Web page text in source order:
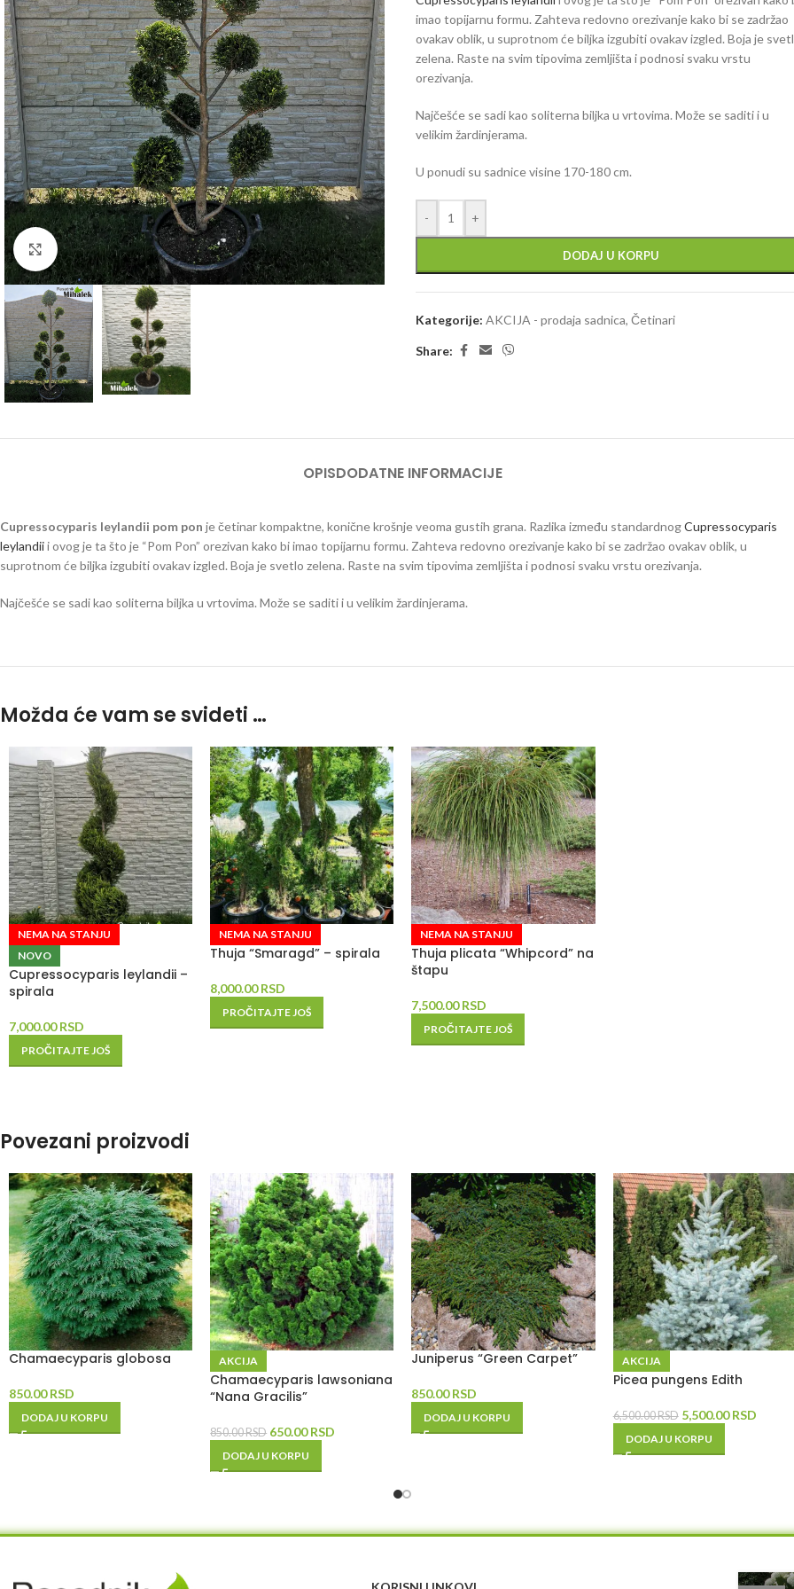
Klknite da uvećate
imao topijarnu formu. Zahteva redovno orezivanje kako bi se zadržao
ovakav oblik, u suprotnom će biljka izgubiti ovakav izgled. Boja je
zelena. Raste na svim tipovima zemljišta i podnosi svaku vrstu
orezivanja.
Najčešće se sadi kao soliterna biljka u vrtovima. Može se saditi i u
velikim žardinjerama.
U ponudi su sadnice visine 170-180 cm.
- +
DODAJ U KORPU
Kategorije: AKCIJA - prodaja sadnica, Četinari
Share:
OPISDODATNE INFORMACIJE
Cupressocyparis leylandii pom pon je četinar kompaktne, konične krošnje veoma gustih grana. Razlika između standardnogCupressocyparis
leylandiii ovog je ta što je “Pom Pon” orezivan kako bi imao topijarnu formu. Zahteva redovno orezivanje kako bi se zadržao ovakav oblik, u
suprotnom će biljka izgubiti ovakav izgled. Boja je svetlo zelena. Raste na svim tipovima zemljišta i podnosi svaku vrstu orezivanja.
Najčešće se sadi kao soliterna biljka u vrtovima. Može se saditi i u velikim žardinjerama.
Možda će vam se svideti …
NEMA NA STANJU
NOVO
Cupressocyparis leylandii –
spirala
7,000.00RSD
PROČITAJTE JOŠ
NEMA NA STANJU
Thuja “Smaragd” – spirala
8,000.00RSD
PROČITAJTE JOŠ
NEMA NA STANJU
Thuja plicata “Whipcord” na
štapu
7,500.00RSD
PROČITAJTE JOŠ
Povezani proizvodi
Chamaecyparis globosa
850.00RSD
DODAJ U KORPU
AKCIJA
Chamaecyparis lawsoniana
“Nana Gracilis”
850.00RSD 650.00RSD
DODAJ U KORPU
Juniperus “Green Carpet”
850.00RSD
DODAJ U KORPU
AKCIJA
Picea pungens Edith
6,500.00RSD 5,500.00RSD
DODAJ U KORPU